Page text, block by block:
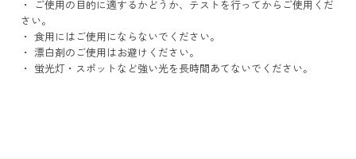
・ ご使用の目的に適するかどうか、テストを行ってからご使用くだ
さい。
・ 食用にはご使用にならないでください。
・ 漂白剤のご使用はお避けください。
・ 蛍光灯・スポットなど強い光を長時間あてないでください。